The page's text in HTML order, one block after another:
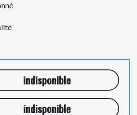
indisponible
indisponible